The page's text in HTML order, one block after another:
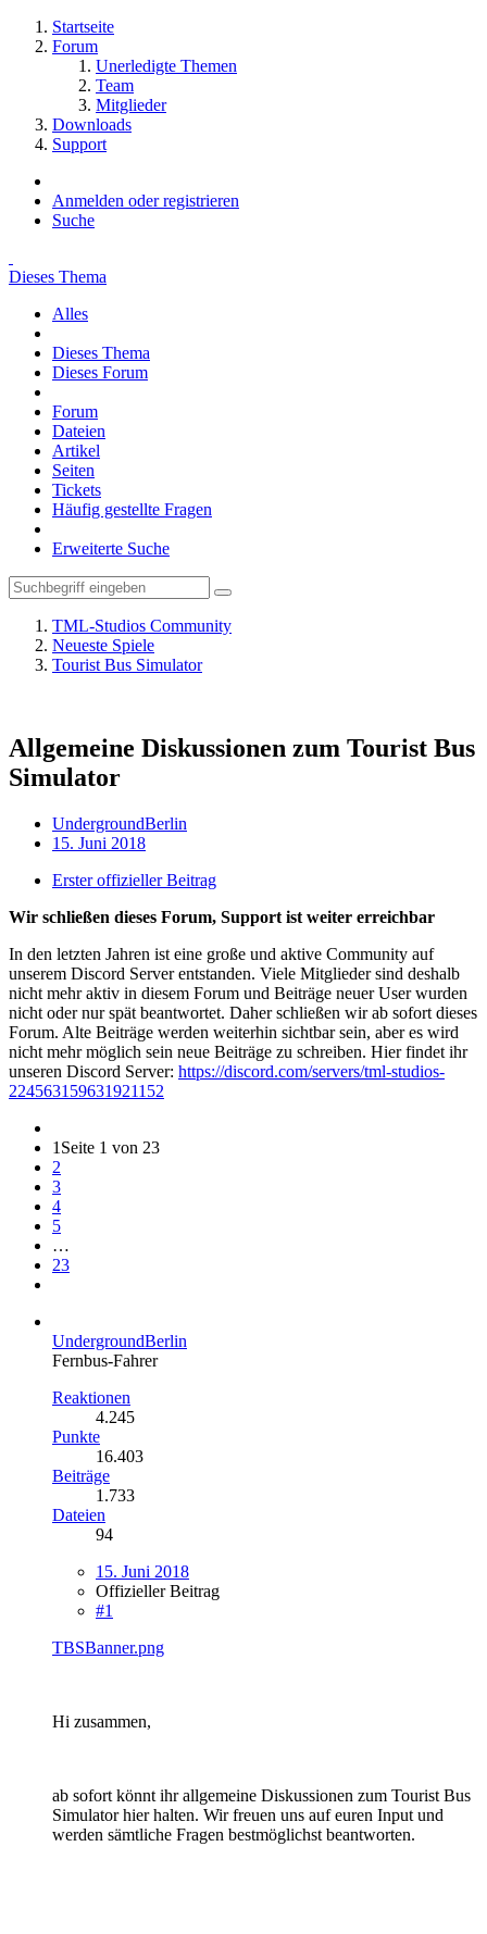
Startseite
Forum
Unerledigte Themen
Team
Mitglieder
Downloads
Support
Anmelden oder registrieren
Suche
Dieses Thema
Alles
Dieses Thema
Dieses Forum
Forum
Dateien
Artikel
Seiten
Tickets
Häufig gestellte Fragen
Erweiterte Suche
TML-Studios Community
Neueste Spiele
Tourist Bus Simulator
Allgemeine Diskussionen zum Tourist Bus
Simulator
UndergroundBerlin
15. Juni 2018
Erster offizieller Beitrag
Wir schließen dieses Forum, Support ist weiter erreichbar
In den letzten Jahren ist eine große und aktive Community auf
unserem Discord Server entstanden. Viele Mitglieder sind deshalb
nicht mehr aktiv in diesem Forum und Beiträge neuer User wurden
nicht oder nur spät beantwortet. Daher schließen wir ab sofort dieses
Forum. Alte Beiträge werden weiterhin sichtbar sein, aber es wird
nicht mehr möglich sein neue Beiträge zu schreiben. Hier findet ihr
unseren Discord Server: https://discord.com/servers/tml-studios-
224563159631921152
1 Seite 1 von 23
2
3
4
5
…
23
UndergroundBerlin
Fernbus-Fahrer
Reaktionen
4.245
Punkte
16.403
Beiträge
1.733
Dateien
94
15. Juni 2018
Offizieller Beitrag
#1
TBSBanner.png
Hi zusammen,
ab sofort könnt ihr allgemeine Diskussionen zum Tourist Bus
Simulator hier halten. Wir freuen uns auf euren Input und
werden sämtliche Fragen bestmöglichst beantworten.